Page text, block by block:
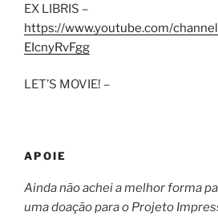
EX LIBRIS –
https://www.youtube.com/
EIcnyRvFgg
LET’S MOVIE! –
APOIE
Ainda não achei a melhor forma
uma doação para o Projeto